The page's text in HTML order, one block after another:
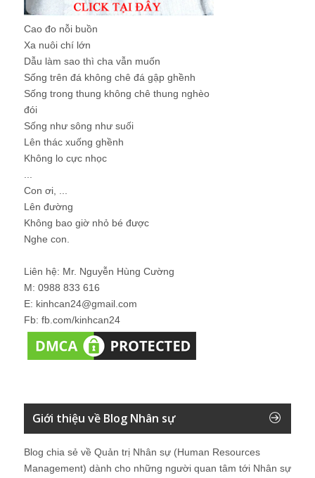
Cao đo nỗi buồn
Xa nuôi chí lớn
Dẫu làm sao thì cha vẫn muốn
Sống trên đá không chê đá gập ghềnh
Sống trong thung không chê thung nghèo
đói
Sống như sông như suối
Lên thác xuống ghềnh
Không lo cực nhọc
...
Con ơi, ...
Lên đường
Không bao giờ nhỏ bé được
Nghe con.
Liên hệ: Mr. Nguyễn Hùng Cường
M: 0988 833 616
E: kinhcan24@gmail.com
Fb: fb.com/kinhcan24
Giới thiệu về Blog Nhân sự
Blog chia sẻ về Quản trị Nhân sự (Human Resources
Management) dành cho những người quan tâm tới Nhân sự